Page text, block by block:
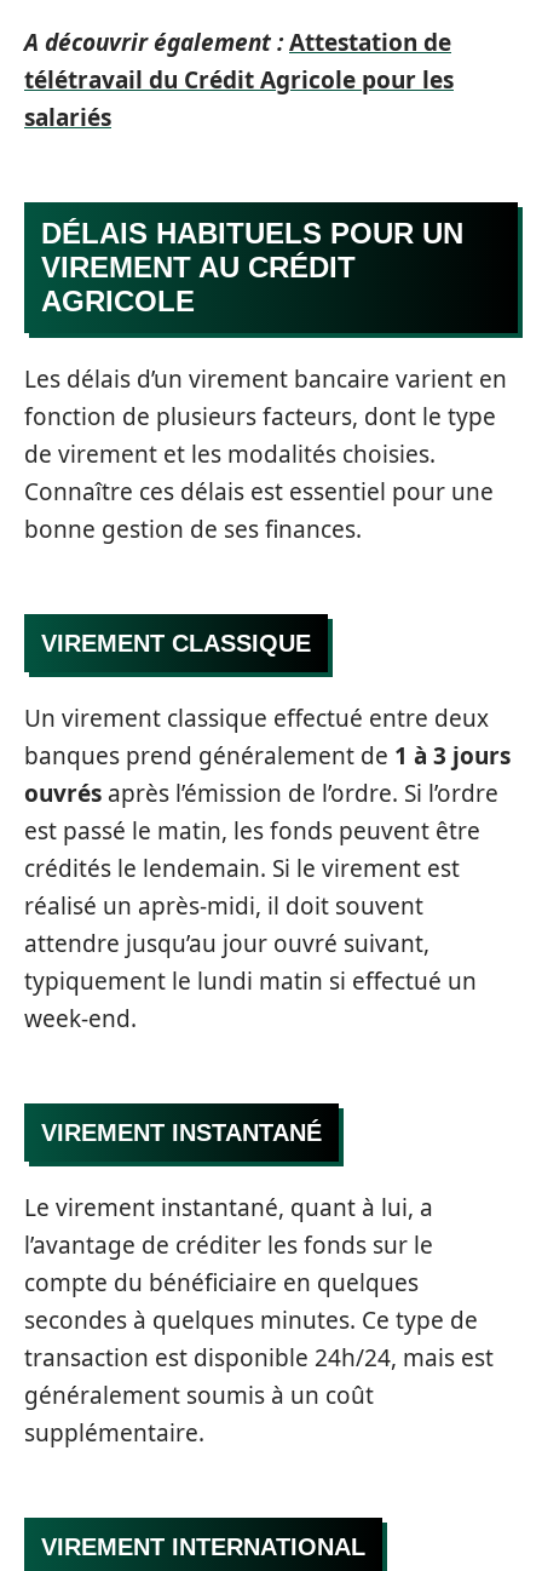
A découvrir également :Attestation de
télétravail du Crédit Agricole pour les
salariés
DÉLAIS HABITUELS POUR UN
VIREMENT AU CRÉDIT
AGRICOLE
Les délais d’un virement bancaire varient en
fonction de plusieurs facteurs, dont le type
de virement et les modalités choisies.
Connaître ces délais est essentiel pour une
bonne gestion de ses finances.
VIREMENT CLASSIQUE
Un virement classique effectué entre deux
banques prend généralement de 1 à 3 jours
ouvrés après l’émission de l’ordre. Si l’ordre
est passé le matin, les fonds peuvent être
crédités le lendemain. Si le virement est
réalisé un après-midi, il doit souvent
attendre jusqu’au jour ouvré suivant,
typiquement le lundi matin si effectué un
week-end.
VIREMENT INSTANTANÉ
Le virement instantané, quant à lui, a
l’avantage de créditer les fonds sur le
compte du bénéficiaire en quelques
secondes à quelques minutes. Ce type de
transaction est disponible 24h/24, mais est
généralement soumis à un coût
supplémentaire.
VIREMENT INTERNATIONAL